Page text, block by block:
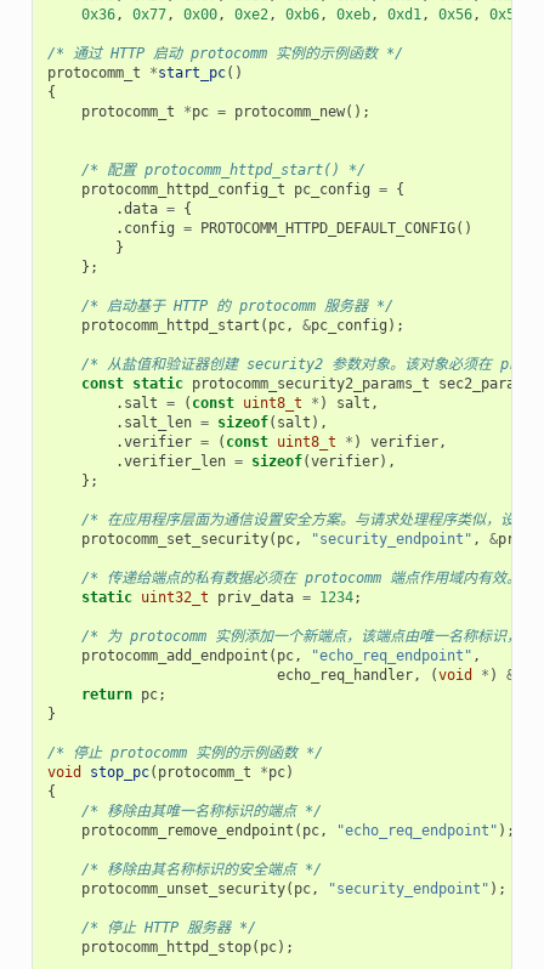
0x36, 0x77, 0x00, 0xe2, 0xb6, 0xeb, 0xd1, 0x56, 0x50
/* 通过 HTTP 启动 protocomm 实例的示例函数 */
protocomm_t
*start_pc()
{
protocomm_t
*pc = protocomm_new();
/* 配置 protocomm_httpd_start() */
protocomm_httpd_config_t
pc_config = {
.data = {
. config = PROTOCOMM_HTTPD_DEFAULT_CONFIG()
}
};
/* 启动基于 HTTP 的 protocomm 服务器 */
protocomm_httpd_start ( pc, &pc_config );
/* 从盐值和验证器创建 security2 参数对象。该对象必须在
const static protocomm_security2_params_t sec2_params
. salt = ( const uint8_t * ) salt ,
. salt_len = sizeof( salt ),
.verifier = ( const uint8_t * ) verifier,
.verifier_len = sizeof(verifier),
};
/* 在应用程序层面为通信设置安全方案。与请求处理程序类似，设
protocomm_set_security( pc, "security_endpoint" , &
/* 传递给端点的私有数据必须在 protocomm 端点作用域内有效。该
static uint32_t priv_data = 1234;
/* 为 protocomm 实例添加一个新端点，该端点由唯一名称标识，再
protocomm_add_endpoint ( pc, "echo_req_endpoint" ,
echo_req_handler, (void * ) &
return pc;
}
/* 停止 protocomm 实例的示例函数 */
void
stop_pc( protocomm_t *pc)
{
/* 移除由其唯一名称标识的端点 */
protocomm_remove_endpoint ( pc, "echo_req_endpoint" );
/* 移除由其名称标识的安全端点 */
protocomm_unset_security( pc, "security_endpoint" );
/* 停止 HTTP 服务器 */
protocomm_httpd_stop( pc);